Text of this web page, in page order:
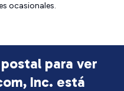
ocasionales.
para ver
Inc. está